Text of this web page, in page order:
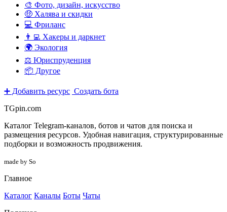
🎨 Фото, дизайн, искусство
🤑 Халява и скидки
💻 Фриланс
👨‍💻 Хакеры и даркнет
🌍 Экология
⚖️ Юриспруденция
📦 Другое
➕ Добавить ресурс Создать бота
TGpin.com
Каталог Telegram-каналов, ботов и чатов для поиска и
размещения ресурсов. Удобная навигация, структурированные
подборки и возможность продвижения.
made by So
Главное
Каталог Каналы Боты Чаты